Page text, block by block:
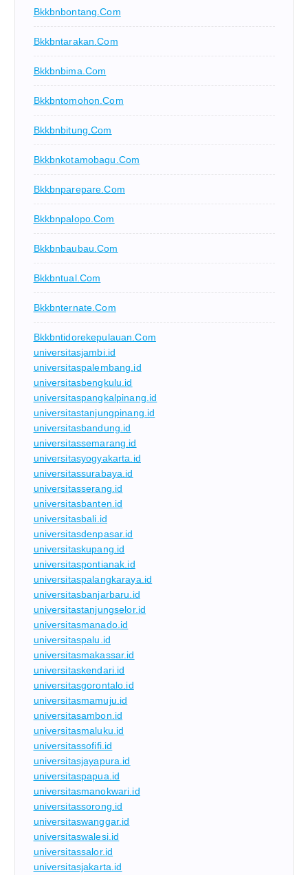
Bkkbnbontang.com
Bkkbntarakan.com
Bkkbnbima.com
Bkkbntomohon.com
Bkkbnbitung.com
Bkkbnkotamobagu.com
Bkkbnparepare.com
Bkkbnpalopo.com
Bkkbnbaubau.com
Bkkbntual.com
Bkkbnternate.com
Bkkbntidorekepulauan.com
universitasjambi.id
universitaspalembang.id
universitasbengkulu.id
universitaspangkalpinang.id
universitastanjungpinang.id
universitasbandung.id
universitassemarang.id
universitasyogyakarta.id
universitassurabaya.id
universitasserang.id
universitasbanten.id
universitasbali.id
universitasdenpasar.id
universitaskupang.id
universitaspontianak.id
universitaspalangkaraya.id
universitasbanjarbaru.id
universitastanjungselor.id
universitasmanado.id
universitaspalu.id
universitasmakassar.id
universitaskendari.id
universitasgorontalo.id
universitasmamuju.id
universitasambon.id
universitasmaluku.id
universitassofifi.id
universitasjayapura.id
universitaspapua.id
universitasmanokwari.id
universitassorong.id
universitaswanggar.id
universitaswalesi.id
universitassalor.id
universitasjakarta.id